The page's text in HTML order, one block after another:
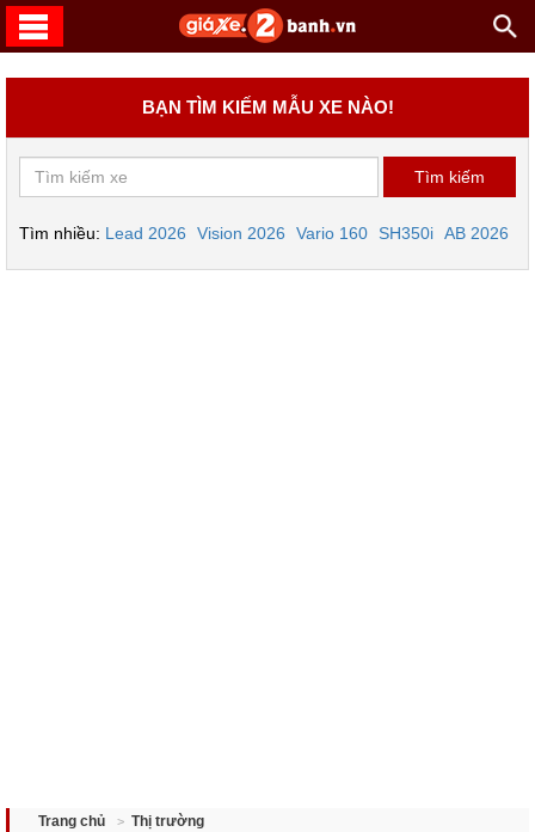
BẠN TÌM KIẾM MẪU XE NÀO!
Tìm nhiều: Lead 2026 Vision 2026 Vario 160 SH350i AB 2026
Trang chủ Thị trường